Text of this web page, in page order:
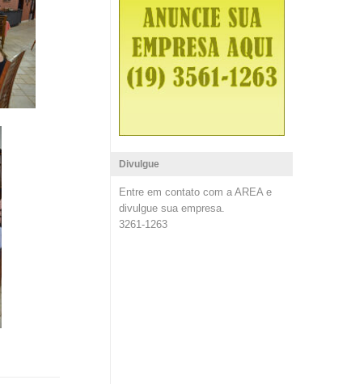
Divulgue
Entre em contato com a AREA e
divulgue sua empresa.
3261-1263